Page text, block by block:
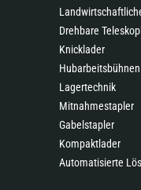
Drehbare
Knicklader
Hubarbeitsbühnen
Lagertechnik
Mitnahmestapler
Gabelstapler
Kompaktlader
Automatisierte